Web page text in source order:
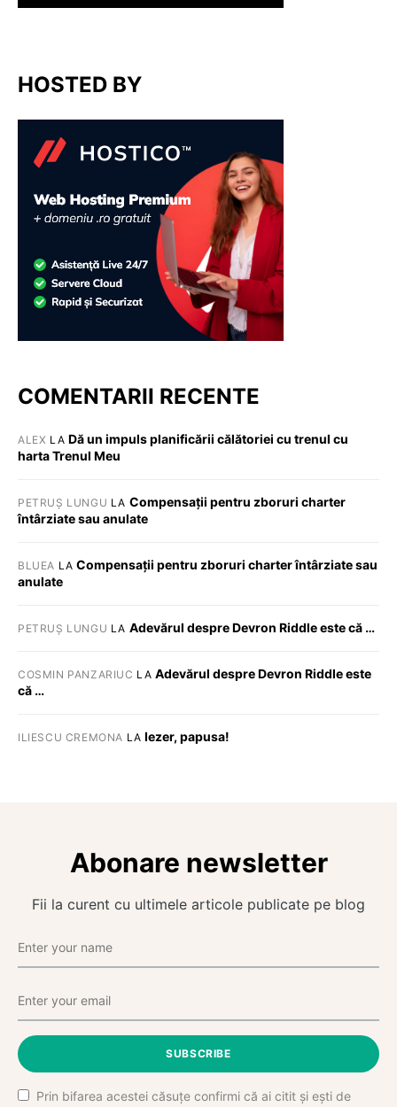
HOSTED BY
COMENTARII RECENTE
ALEX LA Dă un impuls planificării călătoriei cu trenul cu
harta Trenul Meu
PETRUȘ LUNGU LA Compensații pentru zboruri charter
întârziate sau anulate
BLUEA LACompensații pentru zboruri charter întârziate sau
anulate
PETRUȘ LUNGU LA Adevărul despre Devron Riddle este că …
COSMIN PANZARIUC LA Adevărul despre Devron Riddle este
că …
ILIESCU CREMONA LA Iezer, papusa!
Abonare newsletter
Fii la curent cu ultimele articole publicate pe blog
SUBSCRIBE
Prin bifarea acestei căsuțe confirmi că ai citit și ești de